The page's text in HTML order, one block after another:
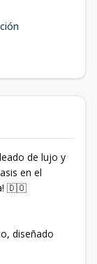
de lujo y
en el
🇩🇴
diseñado